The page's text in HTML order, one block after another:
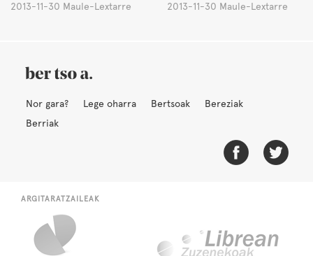
2013-11-30 Maule-Lextarre 2013-11-30 Maule-Lextarre
Nor gara? Lege oharra Bertsoak
Bereziak
Berriak
ARGITARATZAILEAK